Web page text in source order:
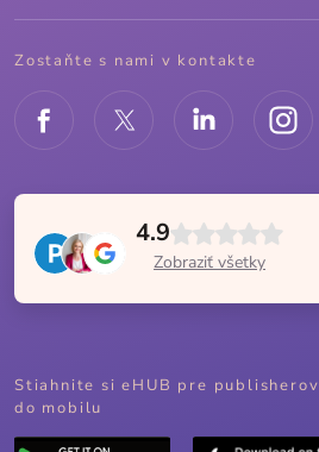
Zostaňte s nami v kontakte
4.9
Zobraziť všetky
Stiahnite si eHUB pre publisherov
do mobilu